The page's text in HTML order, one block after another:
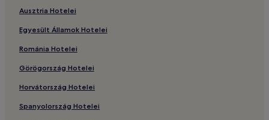
Ausztria Hotelei
Egyesült Államok Hotelei
Románia Hotelei
Görögország Hotelei
Horvátország Hotelei
Spanyolország Hotelei